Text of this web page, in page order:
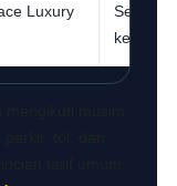
Luxury
Sesuai